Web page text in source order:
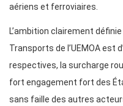
aériens et ferroviaires.
L’ambition clairement
Transports de l’UEMOA est
respectives, la surcharge
fort engagement fort des
sans faille des autres